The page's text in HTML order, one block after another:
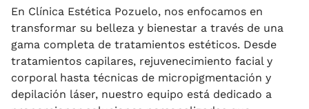
En Clínica Estética Pozuelo, nos enfocamos en
transformar su belleza y bienestar a través de una
gama completa de tratamientos estéticos. Desde
tratamientos capilares, rejuvenecimiento facial y
corporal hasta técnicas de micropigmentación y
depilación láser, nuestro equipo está dedicado a